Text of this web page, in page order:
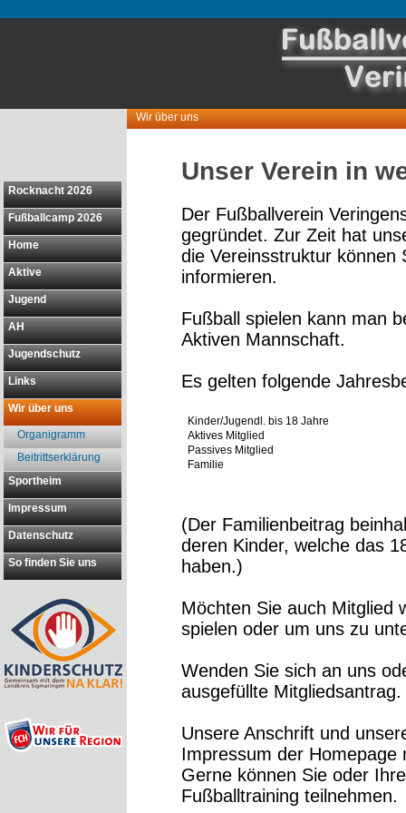
Rocknacht 2026
Fußballcamp 2026
Home
Aktive
Jugend
AH
Jugendschutz
Links
Wir über uns
Organigramm
Beitrittserklärung
Sportheim
Impressum
Datenschutz
So finden Sie uns
Wir über uns
Unser Verein in
Der Fußballverein
gegründet. Zur Zeit hat
die Vereinsstruktur können
informieren.
Fußball spielen kann man
Aktiven Mannschaft.
Es gelten folgende
Kinder/Jugendl. bis 18 Jahre
Aktives Mitglied
Passives Mitglied
Familie
(Der Familienbeitrag
deren Kinder, welche das
haben.)
Möchten Sie auch Mitglied
spielen oder um uns zu
Wenden Sie sich an uns
ausgefüllte Mitgliedsantrag.
Unsere Anschrift und
Impressum der Homepage
Gerne können Sie oder
Fußballtraining teilnehmen.